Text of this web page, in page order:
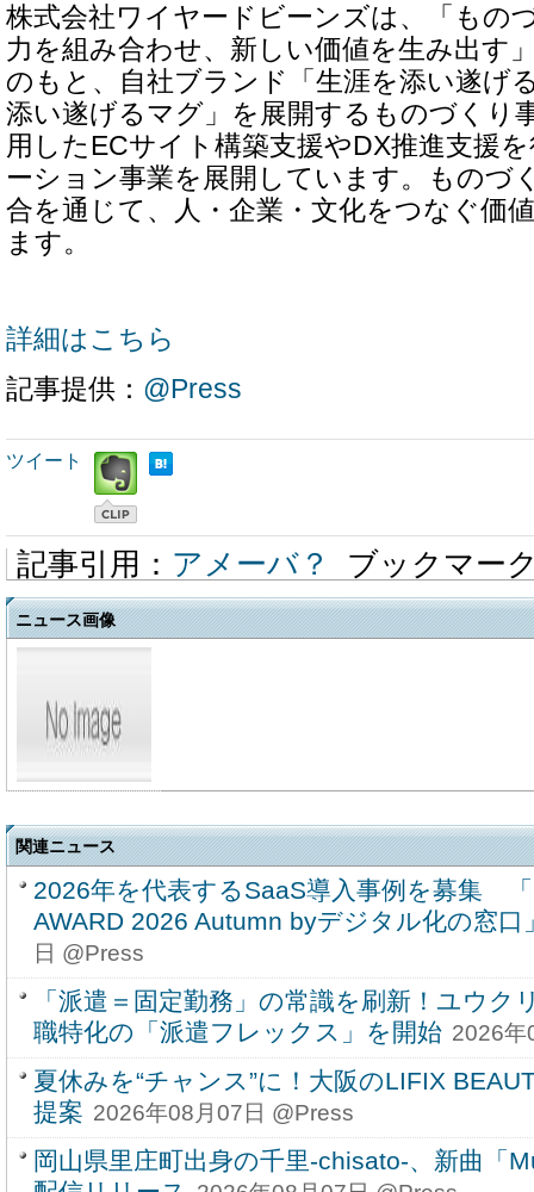
株式会社ワイヤードビーンズは、「もの
力を組み合わせ、新しい価値を生み出す
のもと、自社ブランド「生涯を添い遂げ
添い遂げるマグ」を展開するものづくり
用したECサイト構築支援やDX推進支援
ーション事業を展開しています。ものづ
合を通じて、人・企業・文化をつなぐ価
ます。
詳細はこちら
記事提供： @Press
ツイート
記事引用： アメーバ？ ブックマー
ニュース画像
関連ニュース
2026年を代表するSaaS導入事例を募集
AWARD 2026 Autumn byデジタル化の窓口
日 @Press
「派遣＝固定勤務」の常識を刷新！ユウ
職特化の「派遣フレックス」を開始 2026年
夏休みを“チャンス”に！大阪のLIFIX
提案 2026年08月07日 @Press
岡山県里庄町出身の千里-chisato-、新曲「